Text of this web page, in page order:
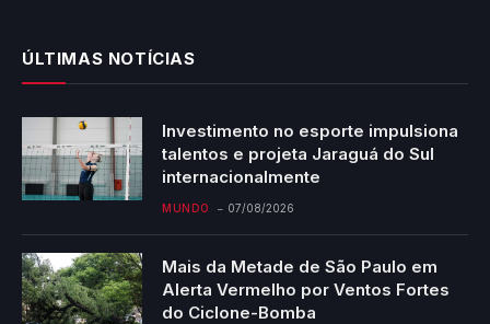
ÚLTIMAS NOTÍCIAS
Investimento no esporte impulsiona
talentos e projeta Jaraguá do Sul
internacionalmente
MUNDO 07/08/2026
Mais da Metade de São Paulo em
Alerta Vermelho por Ventos Fortes
do Ciclone-Bomba